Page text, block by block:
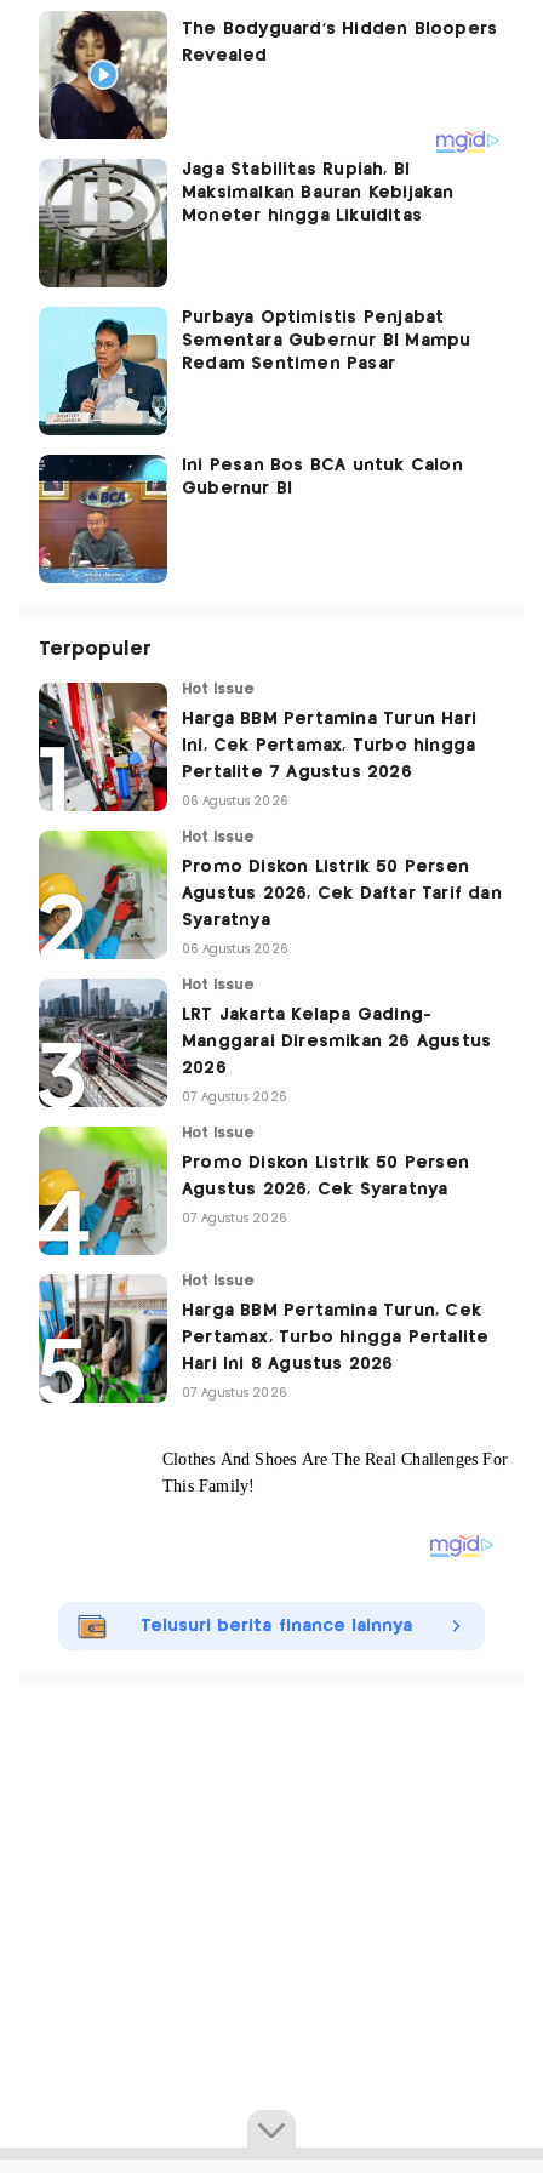
Jaga Stabilitas Rupiah, BI
Maksimalkan Bauran Kebijakan
Moneter hingga Likuiditas
Purbaya Optimistis Penjabat
Sementara Gubernur BI Mampu
Redam Sentimen Pasar
Ini Pesan Bos BCA untuk Calon
Gubernur BI
Terpopuler
Hot Issue
Harga BBM Pertamina Turun Hari
Ini, Cek Pertamax, Turbo hingga
Pertalite 7 Agustus 2026
06 Agustus 2026
Hot Issue
Promo Diskon Listrik 50 Persen
Agustus 2026, Cek Daftar Tarif dan
Syaratnya
06 Agustus 2026
Hot Issue
LRT Jakarta Kelapa Gading-
Manggarai Diresmikan 26 Agustus
2026
07 Agustus 2026
Hot Issue
Promo Diskon Listrik 50 Persen
Agustus 2026, Cek Syaratnya
07 Agustus 2026
Hot Issue
Harga BBM Pertamina Turun, Cek
Pertamax, Turbo hingga Pertalite
Hari Ini 8 Agustus 2026
07 Agustus 2026
Telusuri berita finance lainnya